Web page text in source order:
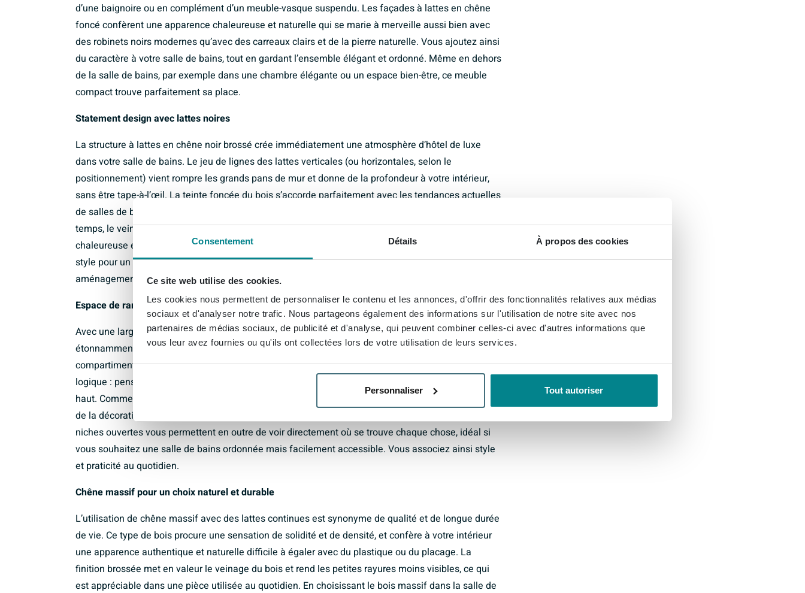
Consentement Détails À propos des cookies
Ce site web utilise des cookies.
Les cookies nous permettent de personnaliser le contenu et les annonces, d'offrir des fonctionnalités relatives aux médias
sociaux et d'analyser notre trafic. Nous partageons également des informations sur l'utilisation de notre site avec nos
partenaires de médias sociaux, de publicité et d'analyse, qui peuvent combiner celles-ci avec d'autres informations que
vous leur avez fournies ou qu'ils ont collectées lors de votre utilisation de leurs services.
Personnaliser Tout autoriser
d’une baignoire ou en complément d’un meuble-vasque suspendu. Les façades à lattes en chêne
foncé confèrent une apparence chaleureuse et naturelle qui se marie à merveille aussi bien avec
des robinets noirs modernes qu’avec des carreaux clairs et de la pierre naturelle. Vous ajoutez ainsi
du caractère à votre salle de bains, tout en gardant l’ensemble élégant et ordonné. Même en dehors
de la salle de bains, par exemple dans une chambre élégante ou un espace bien-être, ce meuble
compact trouve parfaitement sa place.
Statement design avec lattes noires
La structure à lattes en chêne noir brossé crée immédiatement une atmosphère d’hôtel de luxe
dans votre salle de bains. Le jeu de lignes des lattes verticales (ou horizontales, selon le
positionnement) vient rompre les grands pans de mur et donne de la profondeur à votre intérieur,
sans être tape-à-l’œil. La teinte foncée du bois s’accorde parfaitement avec les tendances actuelles
de salles de bains aux accents noirs, comme les douches, robinets et miroirs noirs. Dans le même
temps, le veinage naturel du bois reste subtilement visible, ce qui rend votre salle de bains
chaleureuse et accueillante. Associez ce meuble à d’autres éléments noirs ou en bois du même
style pour un ensemble harmonieux, ou utilisez-le au contraire comme pièce maîtresse dans un
aménagement clair et minimaliste.
Espace de rangement pratique dans un format compact
Avec une largeur de 119 cm et une profondeur de 45,5 cm, cette colonne de rangement offre
étonnamment beaucoup d’espace de stockage tout en occupant peu de surface au sol. Les deux
compartiments de rangement ouverts permettent de répartir facilement vos affaires de manière
logique : pensez aux serviettes en bas et aux produits utilisés au quotidien à portée de main en
haut. Comme le meuble est bas, vous gardez le mur au-dessus libre pour un miroir, une étagère ou
de la décoration, ce qui permet à votre salle de bains de conserver une impression d’espace. Les
niches ouvertes vous permettent en outre de voir directement où se trouve chaque chose, idéal si
vous souhaitez une salle de bains ordonnée mais facilement accessible. Vous associez ainsi style
et praticité au quotidien.
Chêne massif pour un choix naturel et durable
L’utilisation de chêne massif avec des lattes continues est synonyme de qualité et de longue durée
de vie. Ce type de bois procure une sensation de solidité et de densité, et confère à votre intérieur
une apparence authentique et naturelle difficile à égaler avec du plastique ou du placage. La
finition brossée met en valeur le veinage du bois et rend les petites rayures moins visibles, ce qui
est appréciable dans une pièce utilisée au quotidien. En choisissant le bois massif dans la salle de